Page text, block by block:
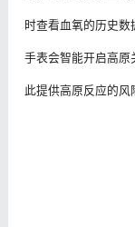
时查看血氧的历史数
手表会智能开启高原
此提供高原反应的风